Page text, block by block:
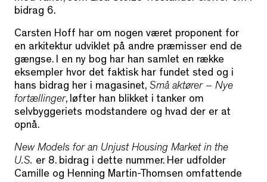
bidrag 6.
Carsten Hoff har om nogen været proponent for
en arkitektur udviklet på andre præmisser end de
gængse. I en ny bog har han samlet en række
eksempler hvor det faktisk har fundet sted og i
hans bidrag her i magasinet, Små aktører – Nye
fortællinger, løfter han blikket i tanker om
selvbyggeriets modstandere og hvad der er at
opnå.
New Models for an Unjust Housing Market in the
U.S. er 8. bidrag i dette nummer. Her udfolder
Camille og Henning Martin-Thomsen omfattende